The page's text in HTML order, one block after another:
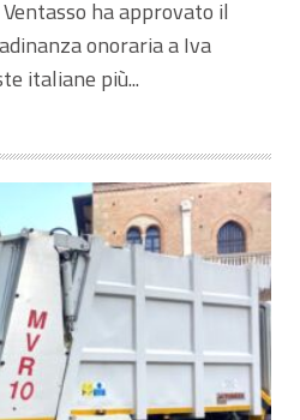
ha approvato il
onoraria a Iva
italiane più...